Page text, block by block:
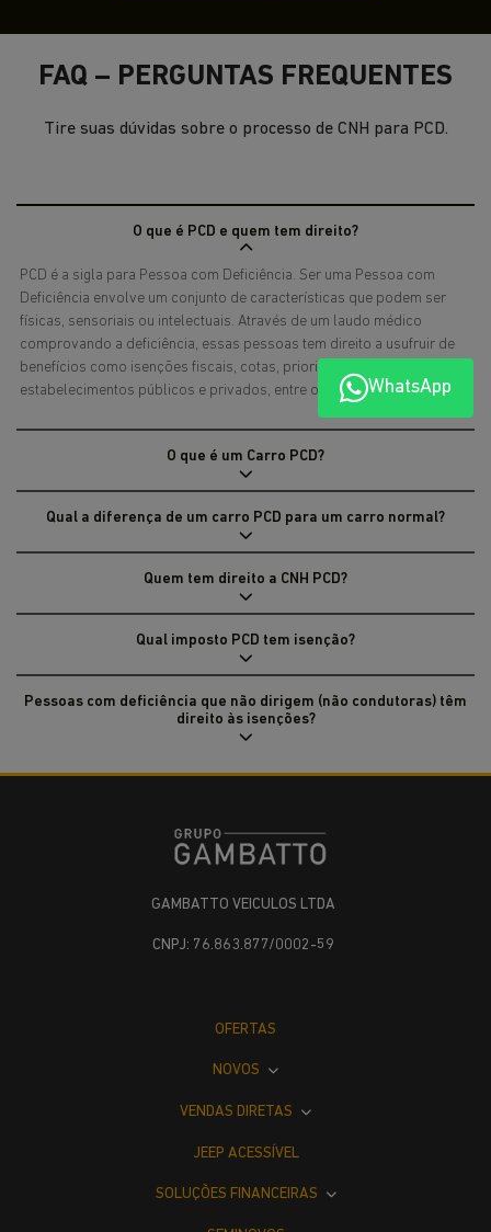
FAQ – PERGUNTAS FREQUENTES
Tire suas dúvidas sobre o processo de CNH para PCD.
O que é PCD e quem tem direito?
PCD é a sigla para Pessoa com Deficiência. Ser uma Pessoa com
Deficiência envolve um conjunto de características que podem ser
físicas, sensoriais ou intelectuais. Através de um laudo médico
comprovando a deficiência, essas pessoas tem direito a usufruir de
benefícios como isenções fiscais, cotas, prioridade em
estabelecimentos públicos e privados, entre outros.
O que é um Carro PCD?
Qual a diferença de um carro PCD para um carro normal?
Quem tem direito a CNH PCD?
Qual imposto PCD tem isenção?
Pessoas com deficiência que não dirigem (não condutoras) têm
direito às isenções?
WhatsApp
GAMBATTO VEICULOS LTDA
CNPJ: 76.863.877/0002-59
OFERTAS
NOVOS
VENDAS DIRETAS
JEEP ACESSÍVEL
SOLUÇÕES FINANCEIRAS